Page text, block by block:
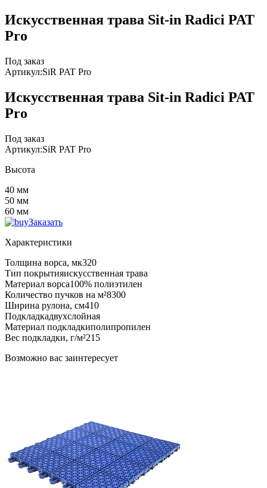
Искусственная трава Sit-in Radici PAT
Pro
Под заказ
Артикул:SiR PAT Pro
Искусственная трава Sit-in Radici PAT
Pro
Под заказ
Артикул:SiR PAT Pro
Высота
40 мм
50 мм
60 мм
Заказать
Характеристики
Толщина ворса, мк320
Тип покрытияискусственная трава
Материал ворса100% полиэтилен
Количество пучков на м²8300
Ширина рулона, см410
Подкладкадвухслойная
Материал подкладкиполипропилен
Вес подкладки, г/м²215
Возможно вас заинтересует